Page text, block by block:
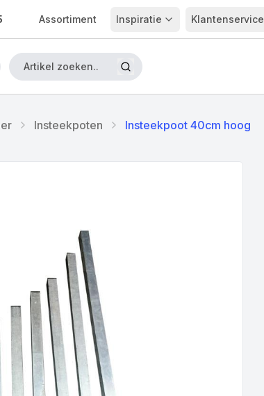
Assortiment Inspiratie Klantenservice
Insteekpoten Insteekpoot 40cm hoog